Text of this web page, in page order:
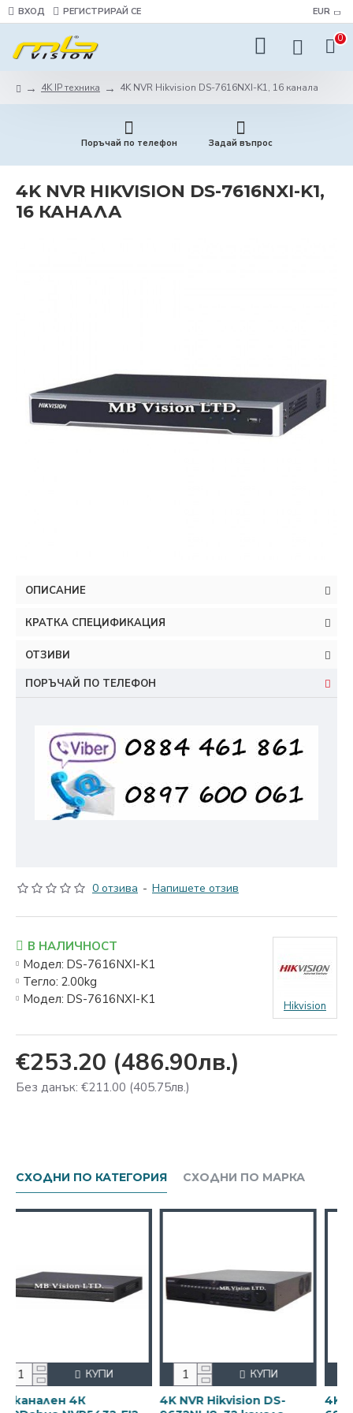
ВХОД РЕГИСТРИРАЙ СЕ EUR
0
4K IP техника 4K NVR Hikvision DS-7616NXI-K1, 16 канала
Поръчай по телефон Задай въпрос
4K NVR HIKVISION DS-7616NXI-K1,
16 КАНАЛА
ОПИСАНИЕ
КРАТКА СПЕЦИФИКАЦИЯ
ОТЗИВИ
ПОРЪЧАЙ ПО ТЕЛЕФОН
0 отзива - Напишете отзив
€253.20 (486.90лв.)
Без данък: €211.00 (405.75лв.)
В НАЛИЧНОСТ
Модел: DS-7616NXI-K1
Тегло: 2.00kg
Модел: DS-7616NXI-K1 Hikvision
СХОДНИ ПО КАТЕГОРИЯ СХОДНИ ПО МАРКА
4К
КУПИ
4K NVR Hikvision DS-
КУПИ
4K NVR,